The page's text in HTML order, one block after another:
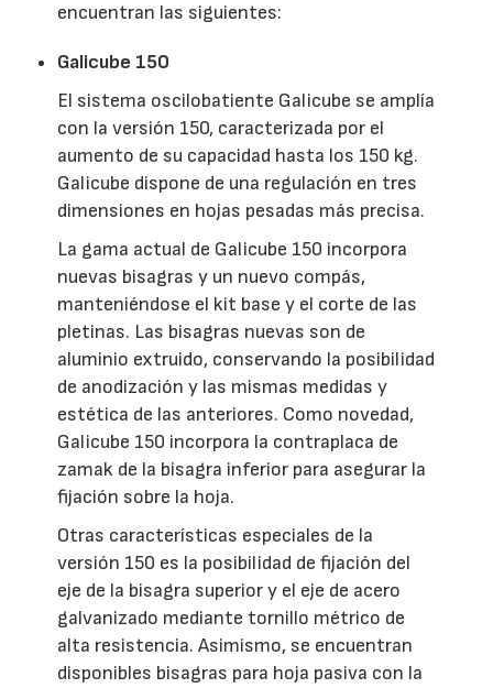
encuentran las siguientes:
Galicube 150
El sistema oscilobatiente Galicube se amplía
con la versión 150, caracterizada por el
aumento de su capacidad hasta los 150 kg.
Galicube dispone de una regulación en tres
dimensiones en hojas pesadas más precisa.
La gama actual de Galicube 150 incorpora
nuevas bisagras y un nuevo compás,
manteniéndose el kit base y el corte de las
pletinas. Las bisagras nuevas son de
aluminio extruido, conservando la posibilidad
de anodización y las mismas medidas y
estética de las anteriores. Como novedad,
Galicube 150 incorpora la contraplaca de
zamak de la bisagra inferior para asegurar la
fijación sobre la hoja.
Otras características especiales de la
versión 150 es la posibilidad de fijación del
eje de la bisagra superior y el eje de acero
galvanizado mediante tornillo métrico de
alta resistencia. Asimismo, se encuentran
disponibles bisagras para hoja pasiva con la